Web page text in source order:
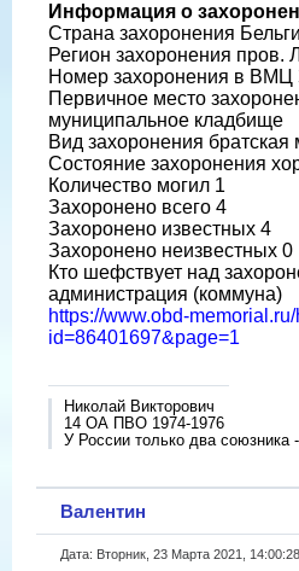
Информация о
Страна захоронения
Регион захоронения пров.
Номер захоронения в ВМЦ
Первичное место
муниципальное кладбище
Вид захоронения братская
Состояние захоронения
Количество могил 1
Захоронено всего 4
Захоронено известных 4
Захоронено неизвестных 0
Кто шефствует над
администрация (коммуна)
https://www.obd-
id=86401697&page=1
Николай Викторович
14 ОА ПВО 1974-1976
У России только два
Валентин
Дата: Вторник, 23 Марта 2021,